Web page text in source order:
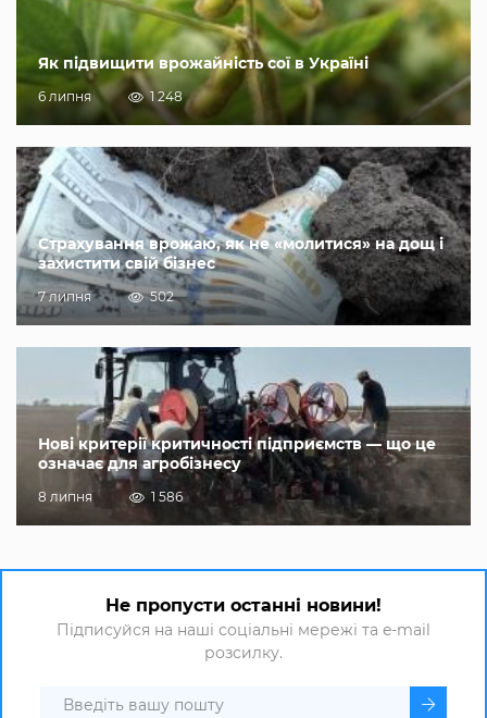
Як підвищити врожайність сої в Україні
6 липня 1 248
Страхування врожаю, як не «молитися» на дощ і
захистити свій бізнес
7 липня 502
Нові критерії критичності підприємств — що це
означає для агробізнесу
8 липня 1 586
Не пропусти останні новини!
Підписуйся на наші соціальні мережі та e-mail
розсилку.